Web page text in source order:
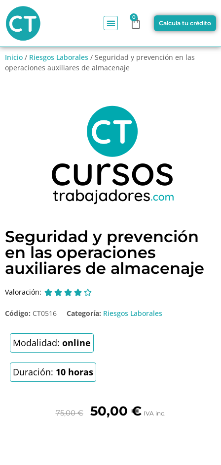
0
Calcula tu crédito
Inicio / Riesgos Laborales / Seguridad y prevención en las
operaciones auxiliares de almacenaje
Seguridad y prevención
en las operaciones
auxiliares de almacenaje
Valoración:     
Código: CT0516 Categoría: Riesgos Laborales
Modalidad: online
Duración: 10 horas
75,00€ 50,00 € IVA inc.